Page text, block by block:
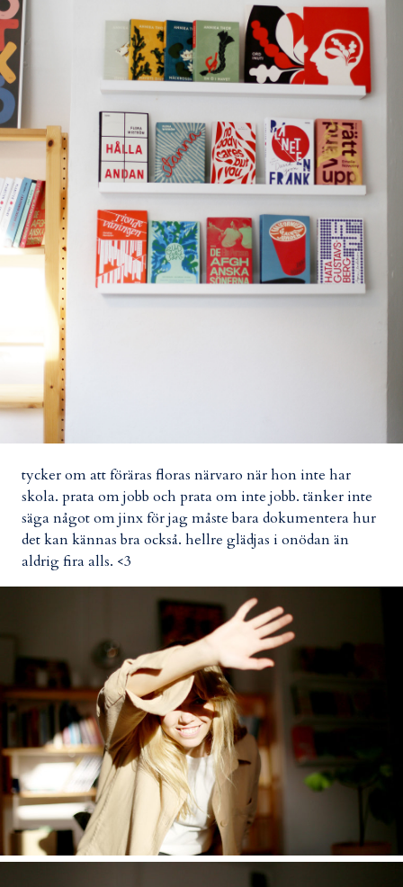
tycker omatt föräras floras närvaro när hon inte har
skola. prata om jobb och prata om inte jobb. tänker inte
säga något om jinx för jag måste bara dokumentera hur
det kan kännas bra också. hellre glädjas i onödan än
aldrig fira alls. <3